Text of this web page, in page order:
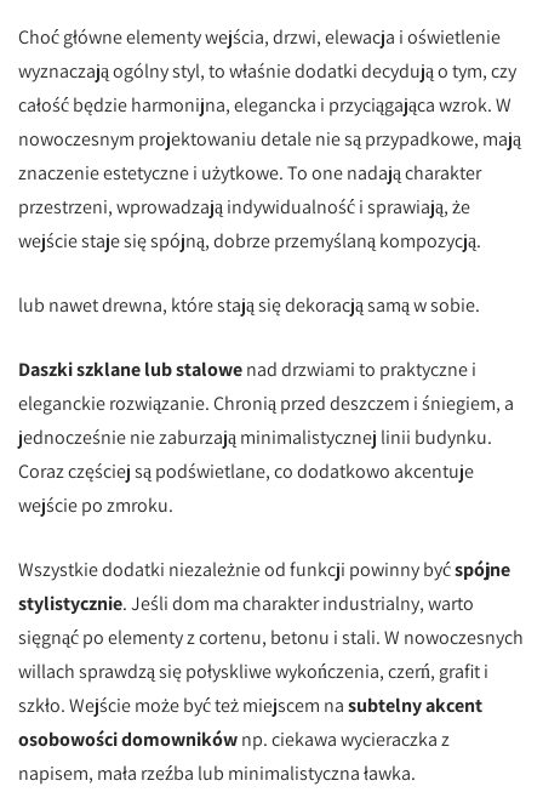
Choć główne elementy wejścia, drzwi, elewacja i oświetlenie
wyznaczają ogólny styl, to właśnie dodatki decydują o tym, czy
całość będzie harmonijna, elegancka i przyciągająca wzrok. W
nowoczesnym projektowaniu detale nie są przypadkowe, mają
znaczenie estetyczne i użytkowe. To one nadają charakter
przestrzeni, wprowadzają indywidualność i sprawiają, że
wejście staje się spójną, dobrze przemyślaną kompozycją.
lub nawet drewna, które stają się dekoracją samą w sobie.
Daszki szklane lub stalowenad drzwiami to praktyczne i
eleganckie rozwiązanie. Chronią przed deszczem i śniegiem, a
jednocześnie nie zaburzają minimalistycznej linii budynku.
Coraz częściej są podświetlane, co dodatkowo akcentuje
wejście po zmroku.
Wszystkie dodatki niezależnie od funkcji powinny byćspójne
stylistycznie. Jeśli dom ma charakter industrialny, warto
sięgnąć po elementy z cortenu, betonu i stali. W nowoczesnych
willach sprawdzą się połyskliwe wykończenia, czerń, grafit i
szkło. Wejście może być też miejscem nasubtelny akcent
osobowości domownikównp. ciekawa wycieraczka z
napisem, mała rzeźba lub minimalistyczna ławka.